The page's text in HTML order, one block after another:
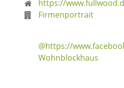
https://
Firmenportrait
@https://
Wohnblockhaus